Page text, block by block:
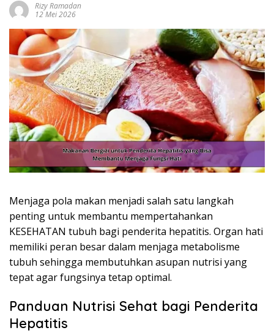
Rizy Ramadan
12 Mei 2026
Menjaga pola makan menjadi salah satu langkah
penting untuk membantu mempertahankan
KESEHATAN tubuh bagi penderita hepatitis. Organ hati
memiliki peran besar dalam menjaga metabolisme
tubuh sehingga membutuhkan asupan nutrisi yang
tepat agar fungsinya tetap optimal.
Panduan Nutrisi Sehat bagi Penderita
Hepatitis